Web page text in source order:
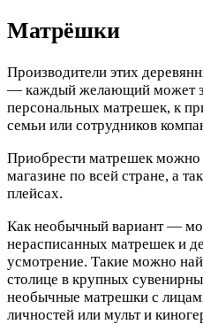
Матрёшки
Производители этих
— каждый желающий может
персональных матрешек, к
семьи или сотрудников
Приобрести матрешек
магазине по всей стране, а
плейсах.
Как необычный вариант —
нерасписанных матрешек и
усмотрение. Такие можно
столице в крупных
необычные матрешки с
личностей или мульт и